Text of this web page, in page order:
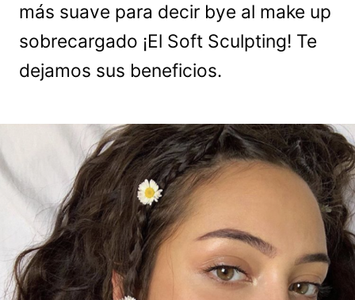
más suave para decir bye al make up
sobrecargado ¡El Soft Sculpting! Te
dejamos sus beneficios.